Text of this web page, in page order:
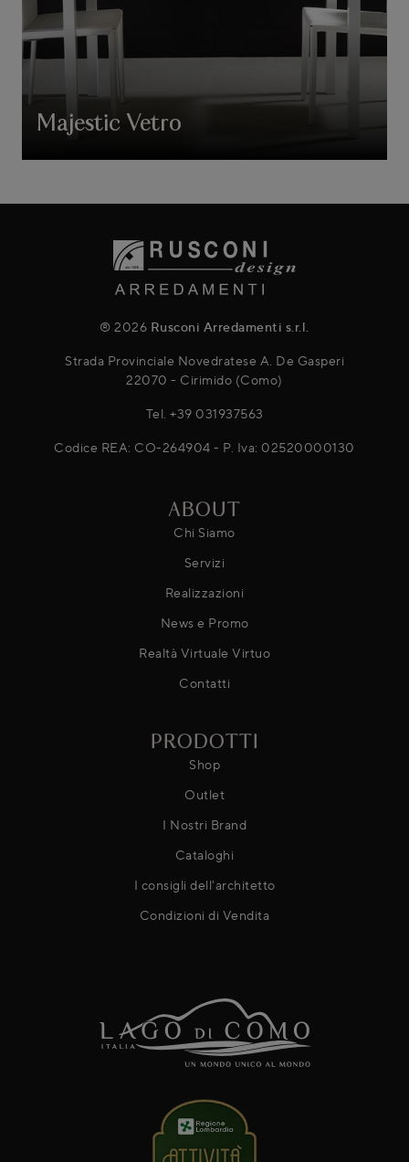
Majestic Vetro
® 2026 Rusconi Arredamenti s.r.l.
Strada Provinciale Novedratese A. De Gasperi
22070 - Cirimido (Como)
Tel. +39 031937563
Codice REA: CO-264904 - P. Iva: 02520000130
ABOUT
Chi Siamo
Servizi
Realizzazioni
News e Promo
Realtà Virtuale Virtuo
Contatti
PRODOTTI
Shop
Outlet
I Nostri Brand
Cataloghi
I consigli dell'architetto
Condizioni di Vendita